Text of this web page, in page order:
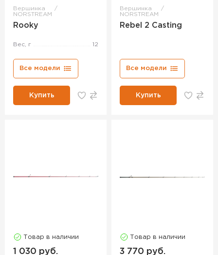
Вершинка
NORSTREAM
Rooky
Вес, г 12
Все модели
Купить
Вершинка
NORSTREAM
Rebel 2 Casting
Все модели
Купить
Товар в наличии
1 030 руб.
Товар в наличии
3 770 руб.